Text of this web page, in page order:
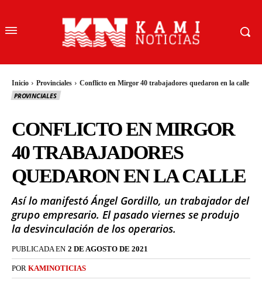
Inicio Provinciales Conflicto en Mirgor 40 trabajadores quedaron en la calle
PROVINCIALES
CONFLICTO EN MIRGOR
40 TRABAJADORES
QUEDARON EN LA CALLE
Así lo manifestó Ángel Gordillo, un trabajador del
grupo empresario. El pasado viernes se produjo
la desvinculación de los operarios.
PUBLICADA EN 2 DE AGOSTO DE 2021
POR KAMINOTICIAS